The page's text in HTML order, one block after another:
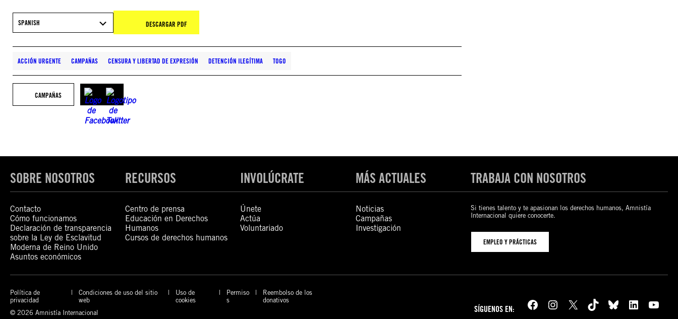
SPANISH DESCARGAR PDF
ACCIÓN URGENTE CAMPAÑAS CENSURA Y LIBERTAD DE EXPRESIÓN DETENCIÓN ILEGÍTIMA TOGO
CAMPAÑAS
SOBRE NOSOTROS
Contacto
Cómo funcionamos
Declaración de transparencia
sobre la Ley de Esclavitud
Moderna de Reino Unido
Asuntos económicos
RECURSOS
Centro de prensa
Educación en Derechos
Humanos
Cursos de derechos humanos
INVOLÚCRATE
Únete
Actúa
Voluntariado
MÁS ACTUALES
Noticias
Campañas
Investigación
TRABAJA CON NOSOTROS
Si tienes talento y te apasionan los derechos humanos, Amnistía
Internacional quiere conocerte.
EMPLEO Y PRÁCTICAS
Política de
privacidad
Condiciones de uso del sitio
web
Uso de
cookies
Permiso
s
Reembolso de los
donativos
© 2026 Amnistía Internacional
SÍGUENOS EN: Facebook Instagram X TikTok Bluesky LinkedIn YouTube